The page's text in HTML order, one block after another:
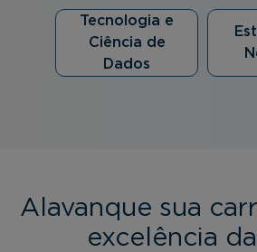
Tecnologia e
Ciência de
Dados
Alavanque sua
excelência